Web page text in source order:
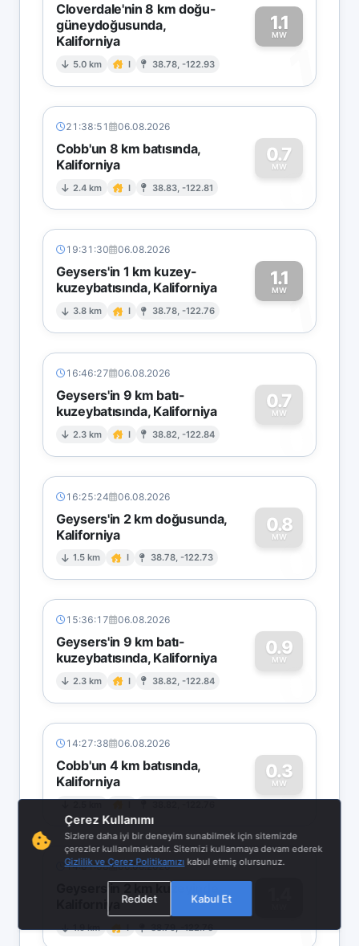
Cloverdale'nin 8 km doğu-
güneydoğusunda,
Kaliforniya
5.0 km I 38.78, -122.93
1.1
MW
1
21:38:51 06.08.2026
Cobb'un 8 km batısında,
Kaliforniya
2.4 km I 38.83, -122.81
0.7
MW
0
19:31:30 06.08.2026
Geysers'in 1 km kuzey-
kuzeybatısında, Kaliforniya
3.8 km I 38.78, -122.76
1.1
MW1
16:46:27 06.08.2026
Geysers'in 9 km batı-
kuzeybatısında, Kaliforniya
2.3 km I 38.82, -122.84
0.7
MW
0
16:25:24 06.08.2026
Geysers'in 2 km doğusunda,
Kaliforniya
1.5 km I 38.78, -122.73
0.8
MW
0
15:36:17 06.08.2026
Geysers'in 9 km batı-
kuzeybatısında, Kaliforniya
2.3 km I 38.82, -122.84
0.9
MW
0
14:27:38 06.08.2026
Cobb'un 4 km batısında,
Kaliforniya
0.3
MW
0
14:01:58 06.08.2026
1.9 km I 38.79, -122.76 1
Çerez Kullanımı
Sizlere daha iyi bir deneyim sunabilmek için sitemizde
çerezler kullanılmaktadır. Sitemizi kullanmaya devam ederek
Gizlilik ve Çerez Politikamızı kabul etmiş olursunuz.
Reddet Kabul Et